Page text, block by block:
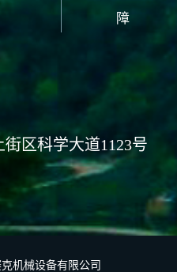
障
区科学大道1123号
机械设备有限公司